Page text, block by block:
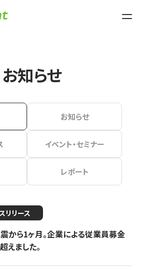
お知らせ
お知らせ
イベント・セミナー
レポート
リリース
から1ヶ月。企業による従業員募金
ました。